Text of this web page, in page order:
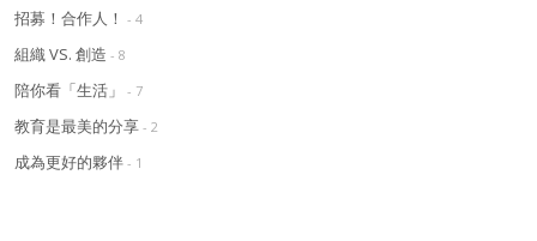
招募！合作人！ - 4
組織 VS. 創造 - 8
陪你看「生活」 - 7
教育是最美的分享 - 2
成為更好的夥伴 - 1